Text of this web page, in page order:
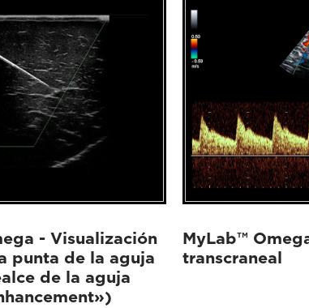
- Visualización
punta de la aguja
de la aguja
MyLab™
transcraneal